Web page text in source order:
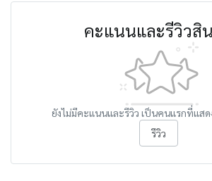
คะแนนและรีวิวสิ
ยังไม่มีคะแนนและรีวิว เป็นคนแรกที่แส
รีวิว